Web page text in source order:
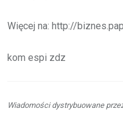
Więcej na: http://
kom espi zdz
Wiadomości dystrybuowane